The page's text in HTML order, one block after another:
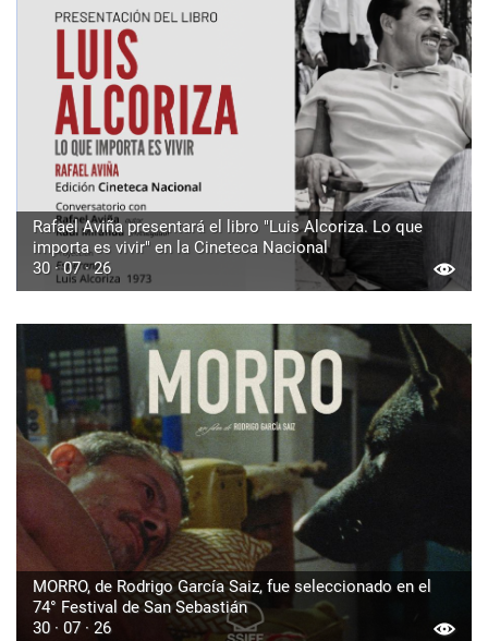
Rafael Aviña presentará el libro "Luis Alcoriza. Lo que
importa es vivir" en la Cineteca Nacional
30 · 07 · 26
MORRO, de Rodrigo García Saiz, fue seleccionado en el
74° Festival de San Sebastián
30 · 07 · 26